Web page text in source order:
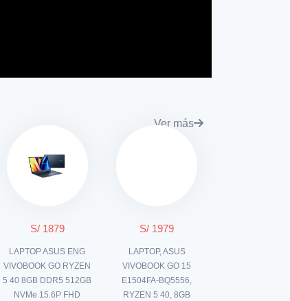
Ver más
S/ 1879
LAPTOP ASUS ENG
VIVOBOOK GO RYZEN
5 40 8GB DDR5 512GB
NVMe 15.6P FHD
S/ 1979
LAPTOP, ASUS
VIVOBOOK GO 15
E1504FA-BQ5556,
RYZEN 5 40, 8GB